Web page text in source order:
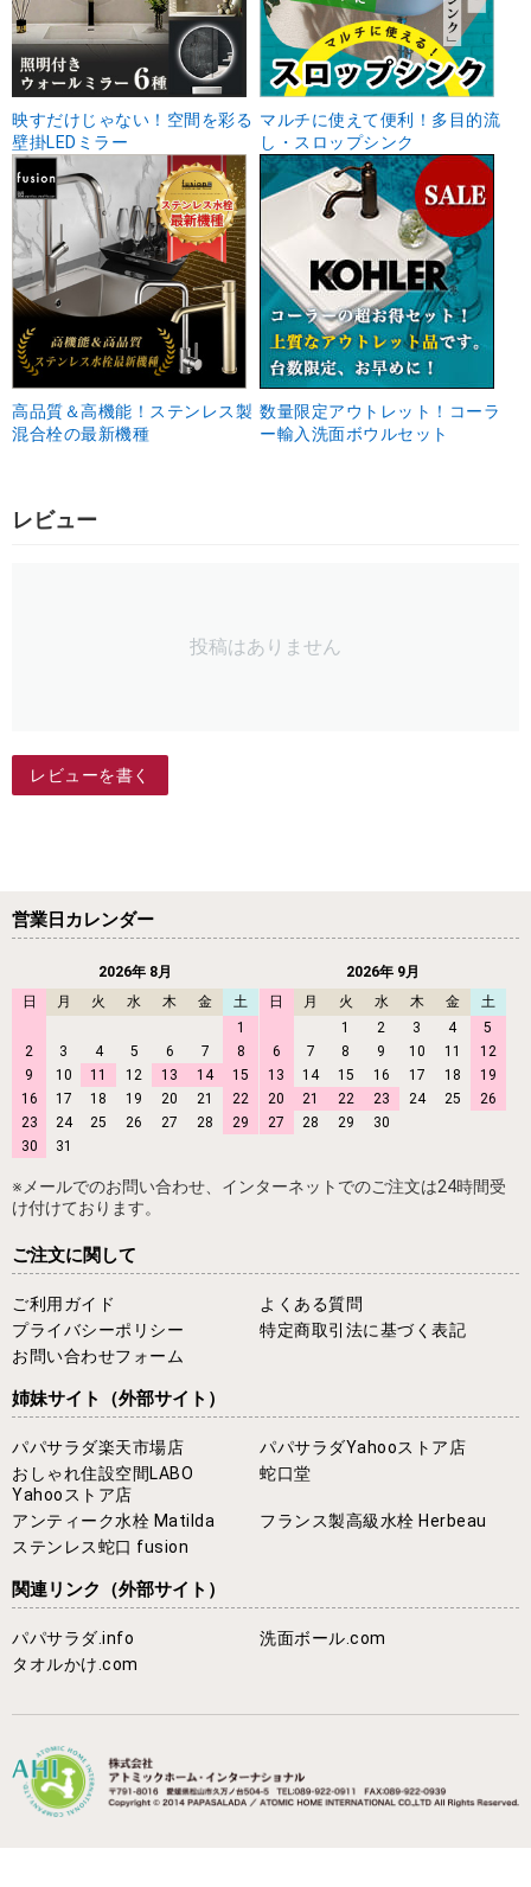
映すだけじゃない！空間を彩る
壁掛LEDミラー
マルチに使えて便利！多目的流
し・スロップシンク
高品質＆高機能！ステンレス製
混合栓の最新機種
数量限定アウトレット！コーラ
ー輸入洗面ボウルセット
レビュー
投稿はありません
レビューを書く
営業日カレンダー
2026年 8月
日
月 火 水 木 金
土
1
2
3 4 5 6 7
8
9
10 11 12 13 14
15
16
17 18 19 20 21
22
23
24 25 26 27 28
29
30
31
2026年 9月
日
月 火 水 木 金
土
1
2 3 4
5
6
7 8 9 10 11
12
13
14 15 16 17 18
19
20
21 22 23 24 25
26
27
28 29 30
※メールでのお問い合わせ、インターネットでのご注文は24時間受
け付けております。
ご注文に関して
ご利用ガイド
よくある質問
プライバシーポリシー
特定商取引法に基づく表記
お問い合わせフォーム
姉妹サイト （外部サイト）
パパサラダ楽天市場店
パパサラダYahooストア店
おしゃれ住設空間LABO
Yahooストア店
蛇口堂
アンティーク水栓 Matilda
フランス製高級水栓 Herbeau
ステンレス蛇口 fusion
関連リンク （外部サイト）
パパサラダ.info
洗面ボール.com
タオルかけ.com